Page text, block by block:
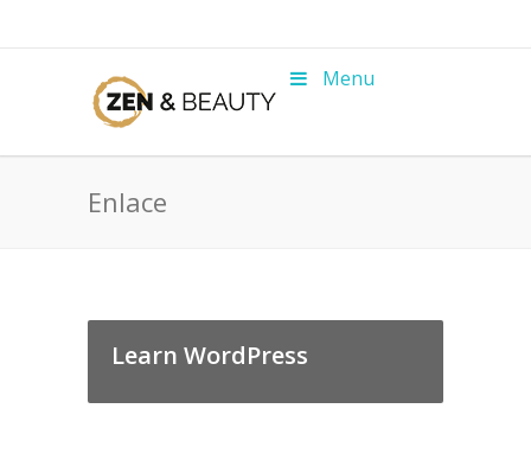
Menu
Enlace
Learn WordPress